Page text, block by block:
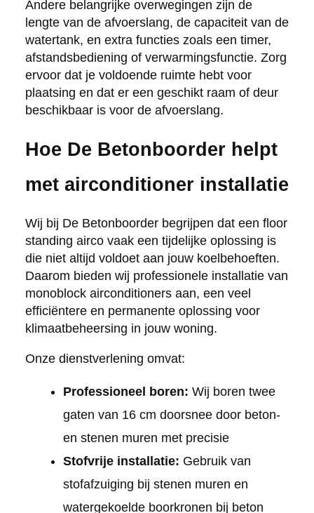
Andere belangrijke overwegingen zijn de
lengte van de afvoerslang, de capaciteit van de
watertank, en extra functies zoals een timer,
afstandsbediening of verwarmingsfunctie. Zorg
ervoor dat je voldoende ruimte hebt voor
plaatsing en dat er een geschikt raam of deur
beschikbaar is voor de afvoerslang.
Hoe De Betonboorder helpt
met airconditioner installatie
Wij bij De Betonboorder begrijpen dat een floor
standing airco vaak een tijdelijke oplossing is
die niet altijd voldoet aan jouw koelbehoeften.
Daarom bieden wij professionele installatie van
monoblock airconditioners aan, een veel
efficiëntere en permanente oplossing voor
klimaatbeheersing in jouw woning.
Onze dienstverlening omvat:
Professioneel boren: Wij boren twee
gaten van 16 cm doorsnee door beton-
en stenen muren met precisie
Stofvrije installatie: Gebruik van
stofafzuiging bij stenen muren en
watergekoelde boorkronen bij beton